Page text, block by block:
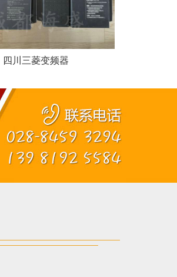
四川三菱变频器